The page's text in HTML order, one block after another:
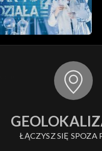
ŁĄCZYSZ SIĘ SPOZA